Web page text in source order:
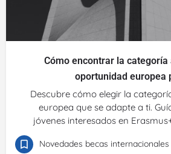
Cómo encontrar la categoría
oportunidad europea
Descubre cómo elegir la
europea que se adapte a ti.
jóvenes interesados en
Novedades becas internacionales